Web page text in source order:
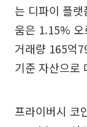
는 디파이 플
움은 1.15%
거래량 165억
기준 자산으로
프라이버시 코